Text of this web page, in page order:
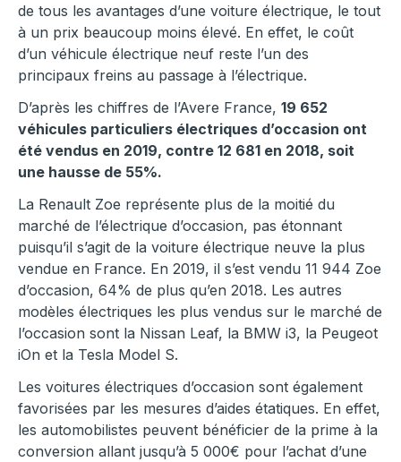
de tous les avantages d’une voiture électrique, le tout
à un prix beaucoup moins élevé. En effet, le coût
d’un véhicule électrique neuf reste l’un des
principaux freins au passage à l’électrique.
D’après les chiffres de l’Avere France, 19 652
véhicules particuliers électriques d’occasion ont
été vendus en 2019, contre 12 681 en 2018, soit
une hausse de 55%.
La Renault Zoe représente plus de la moitié du
marché de l’électrique d’occasion, pas étonnant
puisqu’il s’agit de la voiture électrique neuve la plus
vendue en France. En 2019, il s’est vendu 11 944 Zoe
d’occasion, 64% de plus qu’en 2018. Les autres
modèles électriques les plus vendus sur le marché de
l’occasion sont la Nissan Leaf, la BMW i3, la Peugeot
iOn et la Tesla Model S.
Les voitures électriques d’occasion sont également
favorisées par les mesures d’aides étatiques. En effet,
les automobilistes peuvent bénéficier de la prime à la
conversion allant jusqu’à 5 000€ pour l’achat d’une